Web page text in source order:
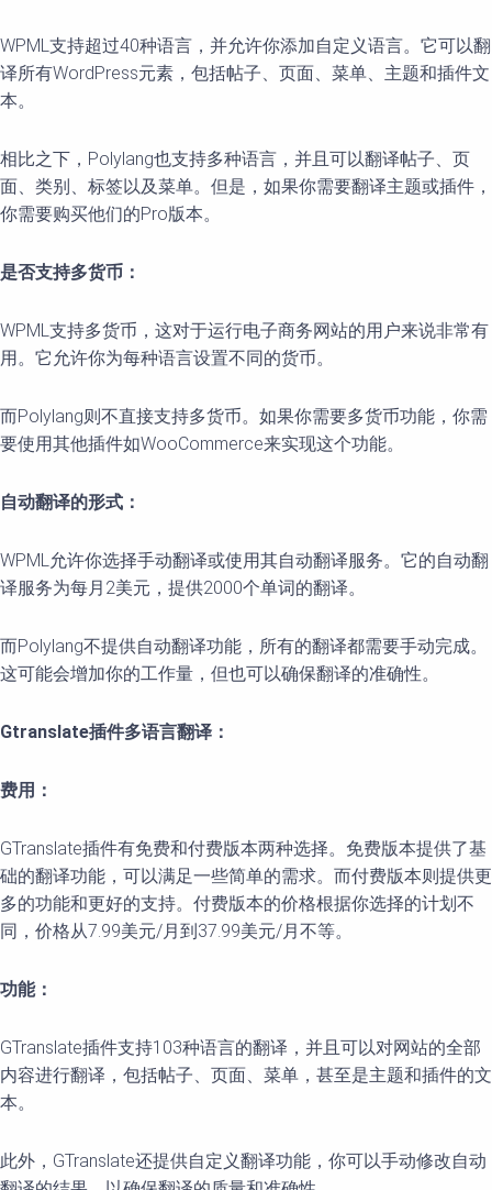
WPML支持超过40种语言，并允许你添加自定义语言。它可以翻
译所有WordPress元素，包括帖子、页面、菜单、主题和插件文
本。
相比之下，Polylang也支持多种语言，并且可以翻译帖子、页
面、类别、标签以及菜单。但是，如果你需要翻译主题或插件，
你需要购买他们的Pro版本。
是否支持多货币：
WPML支持多货币，这对于运行电子商务网站的用户来说非常有
用。它允许你为每种语言设置不同的货币。
而Polylang则不直接支持多货币。如果你需要多货币功能，你需
要使用其他插件如WooCommerce来实现这个功能。
自动翻译的形式：
WPML允许你选择手动翻译或使用其自动翻译服务。它的自动翻
译服务为每月2美元，提供2000个单词的翻译。
而Polylang不提供自动翻译功能，所有的翻译都需要手动完成。
这可能会增加你的工作量，但也可以确保翻译的准确性。
Gtranslate插件多语言翻译：
费用：
GTranslate插件有免费和付费版本两种选择。免费版本提供了基
础的翻译功能，可以满足一些简单的需求。而付费版本则提供更
多的功能和更好的支持。付费版本的价格根据你选择的计划不
同，价格从7.99美元/月到37.99美元/月不等。
功能：
GTranslate插件支持103种语言的翻译，并且可以对网站的全部
内容进行翻译，包括帖子、页面、菜单，甚至是主题和插件的文
本。
此外，GTranslate还提供自定义翻译功能，你可以手动修改自动